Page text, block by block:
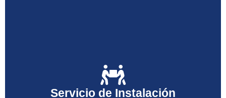
Servicio de Instalación
Le instalamos su equipo de Aire Acondicionado a
un precio económico. Confíe en nuestra calidad al